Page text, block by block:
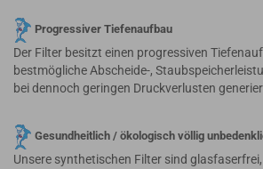
Progressiver Tiefenaufbau
Der Filter besitzt einen progressiven
bestmögliche Abscheide-,
bei dennoch geringen Druckverlusten
Gesundheitlich / ökologisch völlig
Unsere synthetischen Filter sind